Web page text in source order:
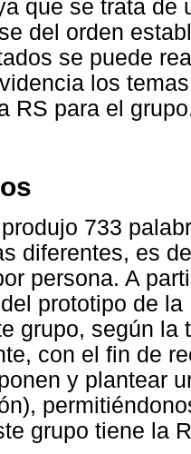
que se trata de
del orden
se puede
los
RS para el
733
diferentes, es
persona. A
prototipo de
grupo, según la
con el fin de
y plantear
grupo tiene la